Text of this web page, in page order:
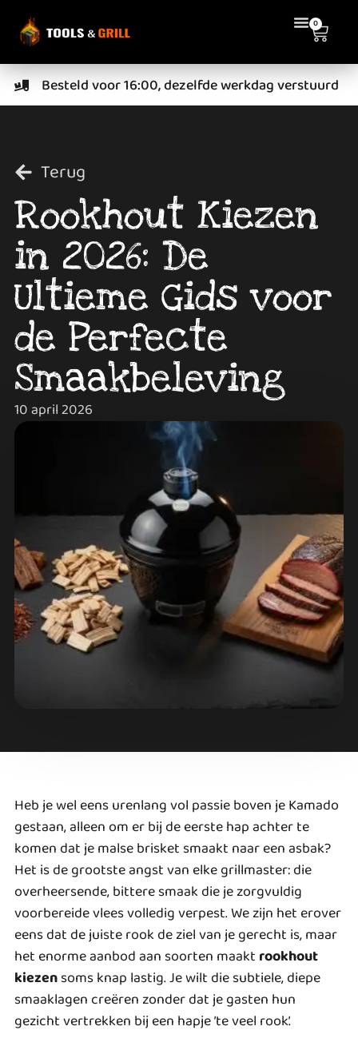
0
Besteld voor 16:00, dezelfde werkdag verstuurd
Terug
Rookhout Kiezen
in 2026: De
Ultieme Gids voor
de Perfecte
Smaakbeleving
10 april 2026
Heb je wel eens urenlang vol passie boven je Kamado
gestaan, alleen om er bij de eerste hap achter te
komen dat je malse brisket smaakt naar een asbak?
Het is de grootste angst van elke grillmaster: die
overheersende, bittere smaak die je zorgvuldig
voorbereide vlees volledig verpest. We zijn het erover
eens dat de juiste rook de ziel van je gerecht is, maar
het enorme aanbod aan soorten maakt rookhout
kiezensoms knap lastig. Je wilt die subtiele, diepe
smaaklagen creëren zonder dat je gasten hun
gezicht vertrekken bij een hapje ’te veel rook’.